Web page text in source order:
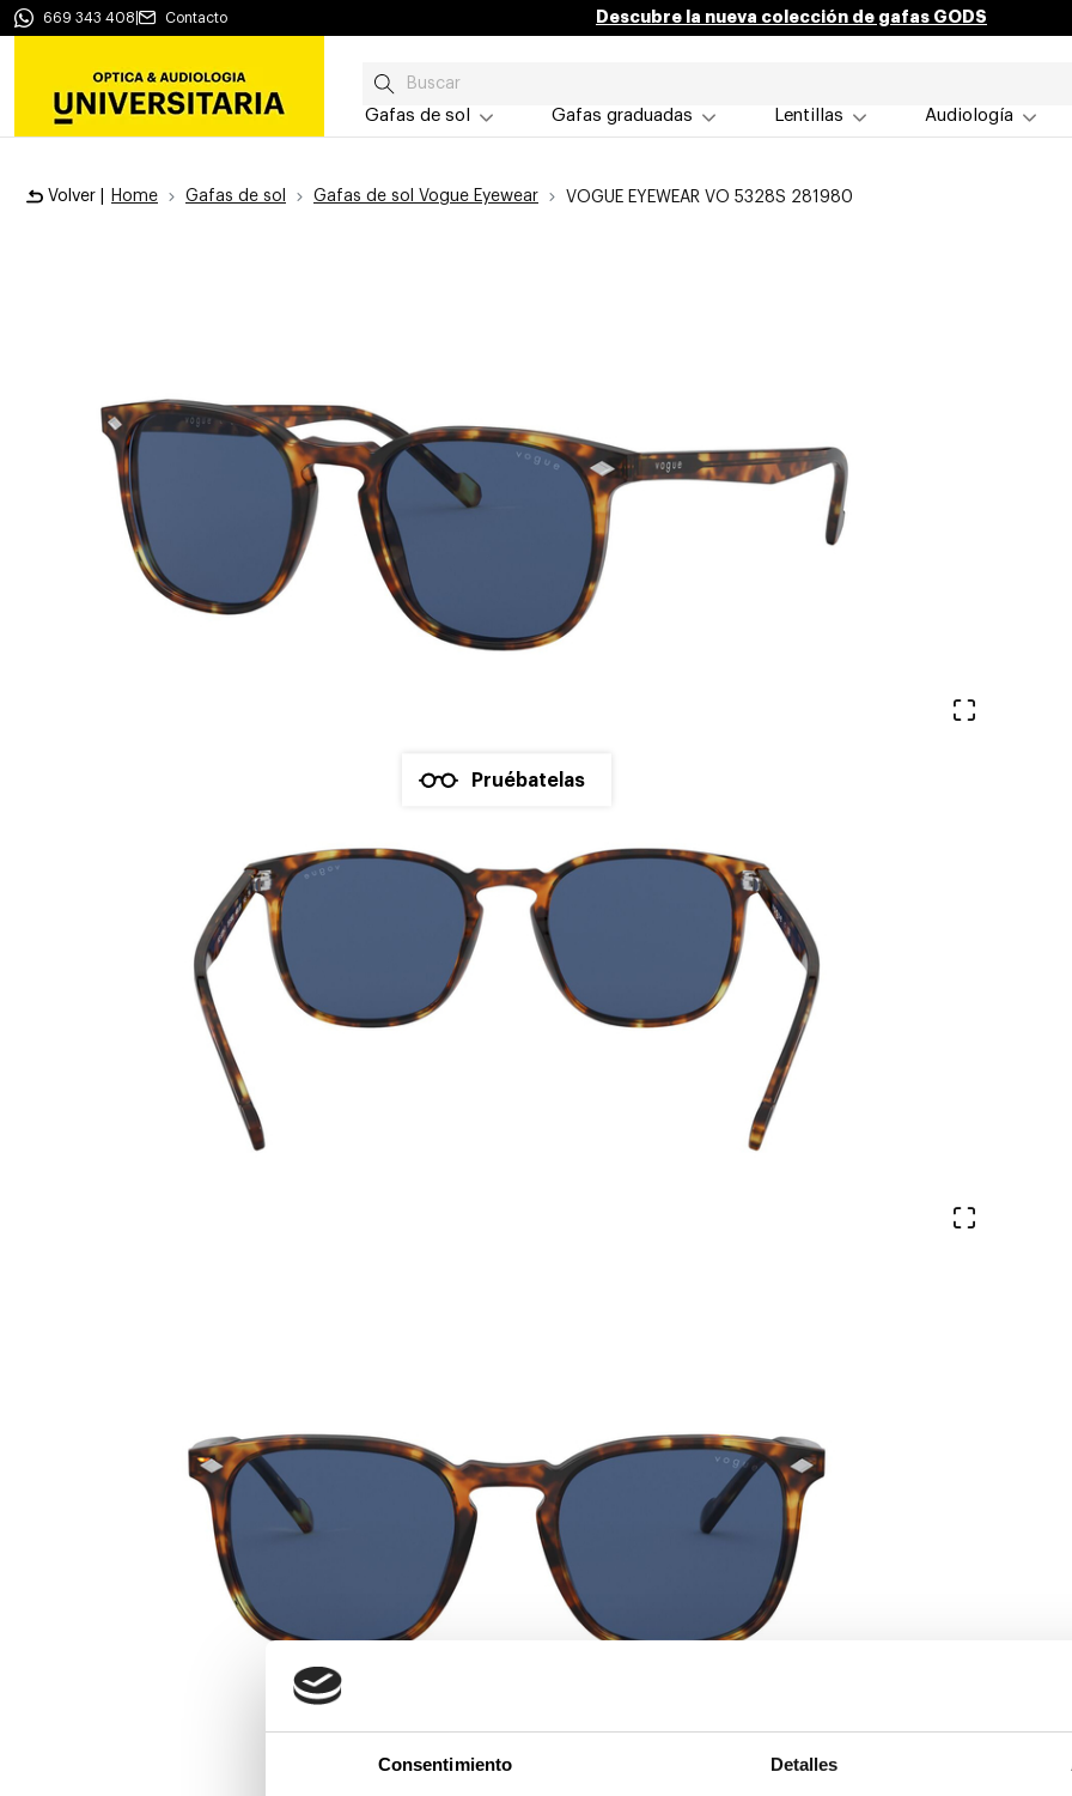
Consentimiento Detalles
669 343 408 Contacto Descubre la nueva colección de gafas GODS
Gafas de sol Gafas graduadas Lentillas Audiología
Volver | Home Gafas de sol Gafas de sol Vogue Eyewear VOGUE EYEWEAR VO 5328S 281980
Pruébatelas
Ver en
Ver en